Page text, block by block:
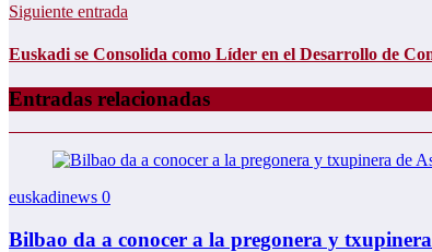
Siguiente entrada
Euskadi se Consolida como Líder en el Desarrollo de
Entradas relacionadas
euskadinews 0
Bilbao da a conocer a la pregonera y